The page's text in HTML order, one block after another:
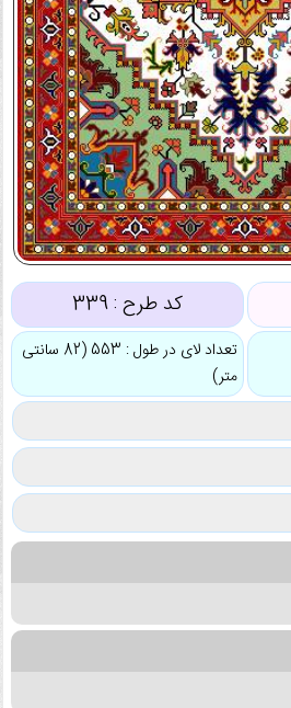
کد طرح :339
تعداد لای در طول : 553 (82 سانتی
متر)